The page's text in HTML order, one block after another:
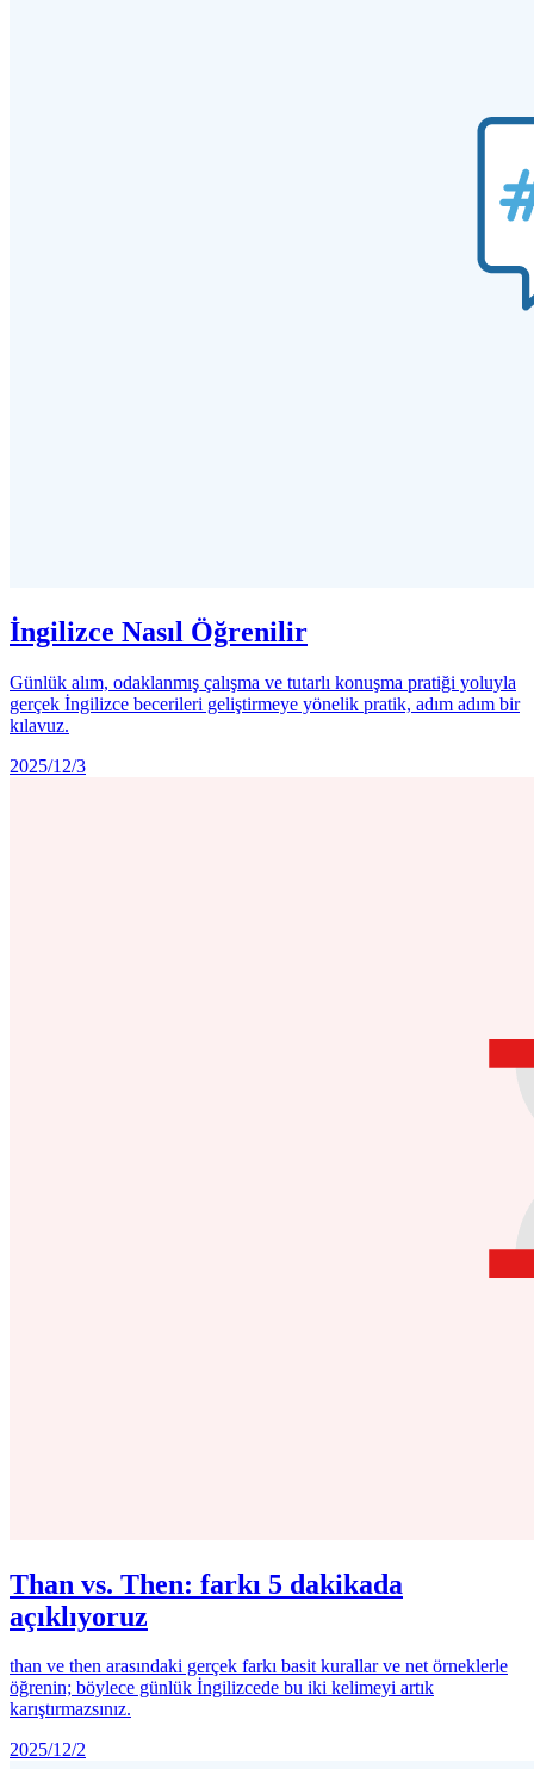
İngilizce Nasıl Öğrenilir
Günlük alım, odaklanmış çalışma ve tutarlı konuşma pratiği yoluyla
gerçek İngilizce becerileri geliştirmeye yönelik pratik, adım adım bir
kılavuz.
2025/12/3
Than vs. Then: farkı 5 dakikada
açıklıyoruz
than ve then arasındaki gerçek farkı basit kurallar ve net örneklerle
öğrenin; böylece günlük İngilizcede bu iki kelimeyi artık
karıştırmazsınız.
2025/12/2